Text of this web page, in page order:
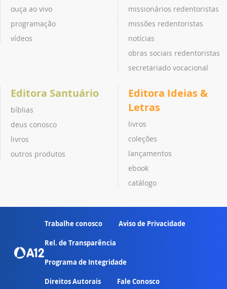
ouça ao vivo
programação
vídeos
missionários redentoristas
missões redentoristas
notícias
obras sociais redentoristas
secretariado vocacional
Editora Santuário
bíblias
deus conosco
livros
outros produtos
Editora Ideias &
Letras
livros
coleções
lançamentos
ebook
catálogo
Trabalhe conosco Aviso de Privacidade
Rel. de Transparência
Programa de Integridade
Direitos Autorais Fale Conosco